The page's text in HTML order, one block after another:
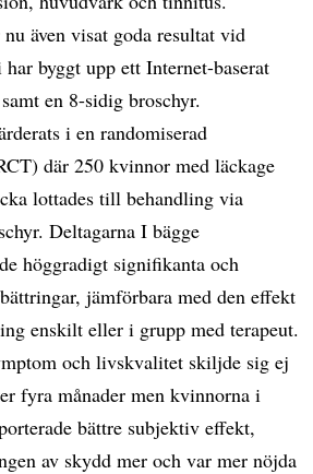
även visat goda resultat vid
byggt upp ett Internet-baserat
en 8-sidig broschyr.
i en randomiserad
där 250 kvinnor med läckage
lottades till behandling via
Deltagarna I bägge
höggradigt signifikanta och
jämförbara med den effekt
enskilt eller i grupp med terapeut.
och livskvalitet skiljde sig ej
fyra månader men kvinnorna i
bättre subjektiv effekt,
av skydd mer och var mer nöjda